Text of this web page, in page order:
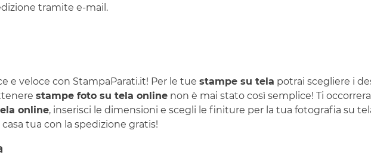
tramite e-mail.
e veloce con StampaParati.it! Per le tue stampe su tela potrai scegliere i
stampe foto su tela online non è mai stato così semplice! Ti
online, inserisci le dimensioni e scegli le finiture per la tua fotografia su
tua con la spedizione gratis!